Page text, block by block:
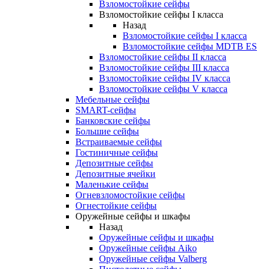
Взломостойкие сейфы
Взломостойкие сейфы I класса
Назад
Взломостойкие сейфы I класса
Взломостойкие сейфы MDTB ES
Взломостойкие сейфы II класса
Взломостойкие сейфы III класса
Взломостойкие сейфы IV класса
Взломостойкие сейфы V класса
Мебельные сейфы
SMART-сейфы
Банковские сейфы
Большие сейфы
Встраиваемые сейфы
Гостиничные сейфы
Депозитные сейфы
Депозитные ячейки
Маленькие сейфы
Огневзломостойкие сейфы
Огнестойкие сейфы
Оружейные сейфы и шкафы
Назад
Оружейные сейфы и шкафы
Оружейные сейфы Aiko
Оружейные сейфы Valberg